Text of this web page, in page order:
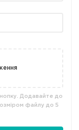
Додавайте до
файлу до 5